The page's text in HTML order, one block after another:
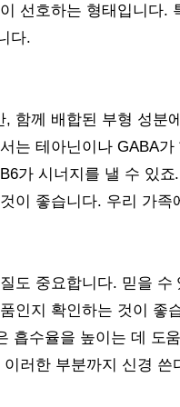
선호하는 형태입니다.
다.
함께 배합된 부형 성분
는 테아닌이나 GABA
가 시너지를 낼 수 있
이 좋습니다. 우리 가
도 중요합니다. 믿을
인지 확인하는 것이 좋
흡수율을 높이는 데 도
러한 부분까지 신경